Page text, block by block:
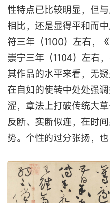
性特点已比较明显，但
相比，还是显得平和而
符三年（1100）左右，
崇宁三年（1104）左右
其作品的水平来看，无
在自如的使转中处处强
涩，章法上打破传统大
反断、实断似连，在时
势。个性的过分张扬，